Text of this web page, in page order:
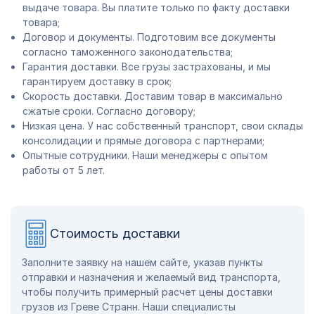
выдаче товара. Вы платите только по факту доставки
товара;
Договор и документы. Подготовим все документы
согласно таможенного законодательства;
Гарантия доставки. Все грузы застрахованы, и мы
гарантируем доставку в срок;
Скорость доставки. Доставим товар в максимально
сжатые сроки. Согласно договору;
Низкая цена. У нас собственный транспорт, свои склады
консолидации и прямые договора с партнерами;
Опытные сотрудники. Наши менеджеры с опытом
работы от 5 лет.
Стоимость доставки
Заполните заявку на нашем сайте, указав пункты
отправки и назначения и желаемый вид транспорта,
чтобы получить примерный расчет цены доставки
грузов из Греве Странн. Наши специалисты